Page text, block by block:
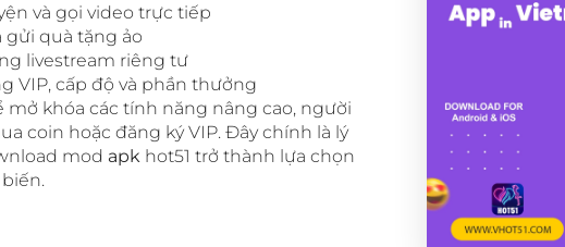
và gọi video trực tiếp
gửi quà tặng ảo
livestream riêng tư
VIP, cấp độ và phần thưởng
mở khóa các tính năng nâng cao, người
coin hoặc đăng ký VIP. Đây chính là lý
mod apk hot51 trở thành lựa chọn